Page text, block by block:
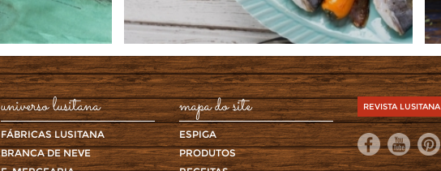
universo lusitana
FÁBRICAS LUSITANA
BRANCA DE NEVE
mapa do site
ESPIGA
PRODUTOS
REVISTA LUSITANA